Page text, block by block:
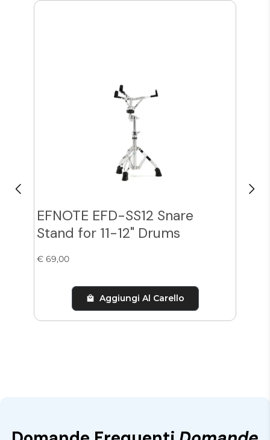
EFNOTE EFD-SS12 Snare
Stand for 11-12" Drums
€ 69,00
Aggiungi Al Carello